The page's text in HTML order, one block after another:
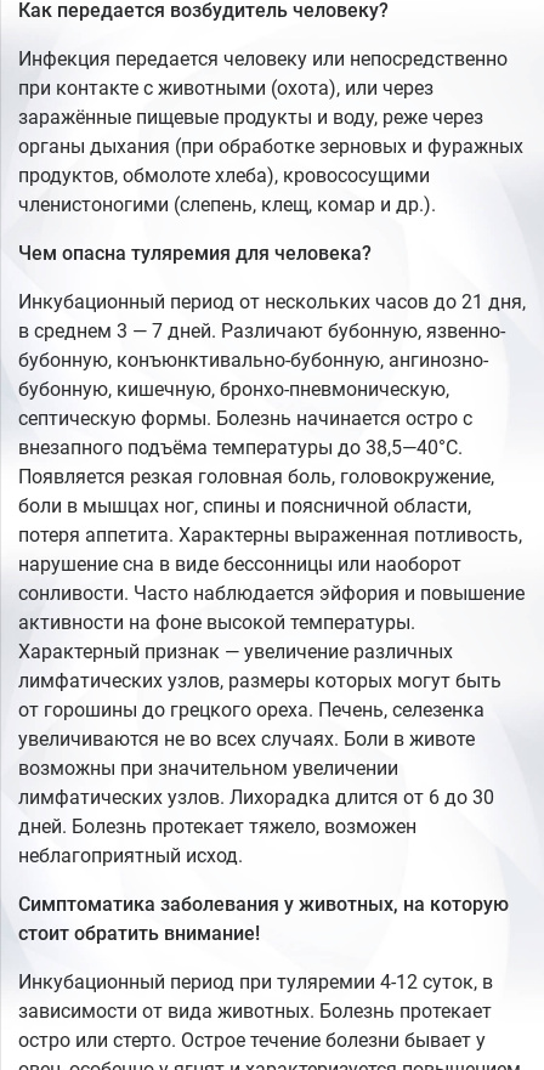
Как передается возбудитель человеку?
Инфекция передается человеку или непосредственно
при контакте с животными (охота), или через
заражённые пищевые продукты и воду, реже через
органы дыхания (при обработке зерновых и фуражных
продуктов, обмолоте хлеба), кровососущими
членистоногими (слепень, клещ, комар и др.).
Чем опасна туляремия для человека?
Инкубационный период от нескольких часов до 21 дня,
в среднем 3 — 7 дней. Различают бубонную, язвенно-
бубонную, конъюнктивально-бубонную, ангинозно-
бубонную, кишечную, бронхо-пневмоническую,
септическую формы. Болезнь начинается остро с
внезапного подъёма температуры до 38,5—40°С.
Появляется резкая головная боль, головокружение,
боли в мышцах ног, спины и поясничной области,
потеря аппетита. Характерны выраженная потливость,
нарушение сна в виде бессонницы или наоборот
сонливости. Часто наблюдается эйфория и повышение
активности на фоне высокой температуры.
Характерный признак — увеличение различных
лимфатических узлов, размеры которых могут быть
от горошины до грецкого ореха. Печень, селезенка
увеличиваются не во всех случаях. Боли в животе
возможны при значительном увеличении
лимфатических узлов. Лихорадка длится от 6 до 30
дней. Болезнь протекает тяжело, возможен
неблагоприятный исход.
Симптоматика заболевания у животных, на которую
стоит обратить внимание!
Инкубационный период при туляремии 4-12 суток, в
зависимости от вида животных. Болезнь протекает
остро или стерто. Острое течение болезни бывает у